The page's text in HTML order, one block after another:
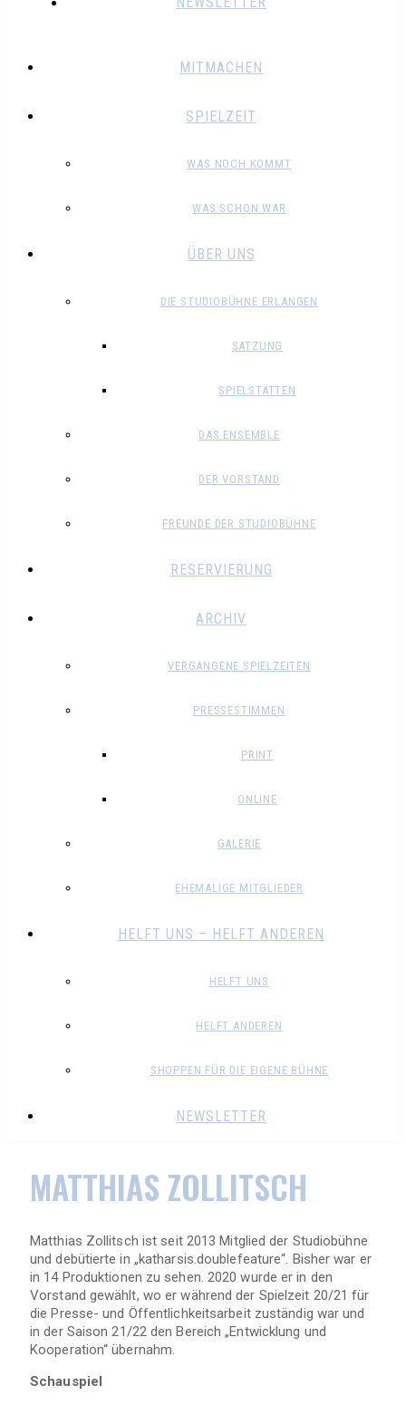
MITMACHEN
SPIELZEIT
WAS NOCH KOMMT
WAS SCHON WAR
ÜBER UNS
DIE STUDIOBÜHNE ERLANGEN
SATZUNG
SPIELSTÄTTEN
DAS ENSEMBLE
DER VORSTAND
FREUNDE DER STUDIOBÜHNE
RESERVIERUNG
ARCHIV
VERGANGENE SPIELZEITEN
PRESSESTIMMEN
PRINT
ONLINE
GALERIE
EHEMALIGE MITGLIEDER
HELFT UNS – HELFT ANDEREN
HELFT UNS
HELFT ANDEREN
SHOPPEN FÜR DIE EIGENE BÜHNE
NEWSLETTER
MATTHIAS ZOLLITSCH
Matthias Zollitsch ist seit 2013 Mitglied der Studiobühne
und debütierte in „katharsis.doublefeature“. Bisher war er
in 14 Produktionen zu sehen. 2020 wurde er in den
Vorstand gewählt, wo er während der Spielzeit 20/21 für
die Presse- und Öffentlichkeitsarbeit zuständig war und
in der Saison 21/22 den Bereich „Entwicklung und
Kooperation“ übernahm.
Schauspiel